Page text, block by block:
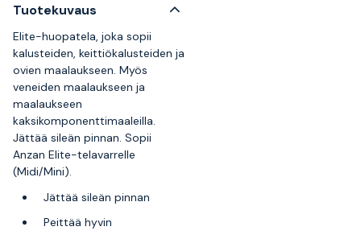
Tuotekuvaus
Elite-huopatela, joka sopii
kalusteiden, keittiökalusteiden ja
ovien maalaukseen. Myös
veneiden maalaukseen ja
maalaukseen
kaksikomponenttimaaleilla.
Jättää sileän pinnan. Sopii
Anzan Elite-telavarrelle
(Midi/Mini).
Jättää sileän pinnan
Peittää hyvin